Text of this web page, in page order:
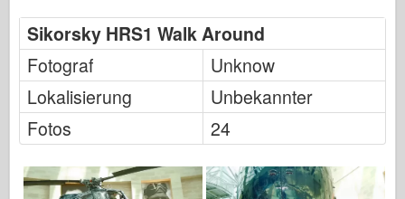
Sikorsky HRS1 Walk Around
Fotograf
Unknow
Lokalisierung
Unbekannter
Fotos
24